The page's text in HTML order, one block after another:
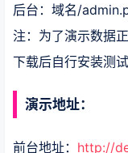
后台：域名/
注：为了演示数据
下载后自行安装测
演示地址：
前台地址： http://